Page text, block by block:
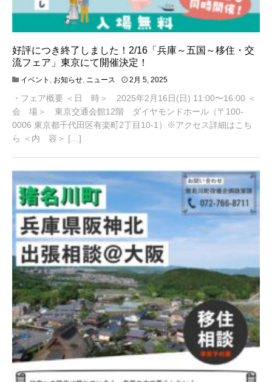
好評につき終了しました！2/16「兵庫～五国～移住・交
流フェア」東京にて開催決定！
イベント , お知らせ, ニュース 2月 5, 20251
月
2
7
5
・フェア概要 ＜日 時＞ 2025年2月16日(日) 11:00〜16:00 ＜
会 場＞ 東京交通会館12階 ダイヤモンドホール（〒100-
0006 東京都千代田区有楽町2丁目10-1）※アクセス詳細はこち
ら ＜内 容＞ […]